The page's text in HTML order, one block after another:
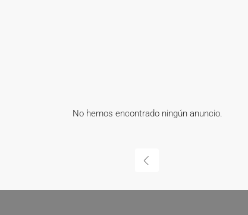
No hemos encontrado ningún anuncio.